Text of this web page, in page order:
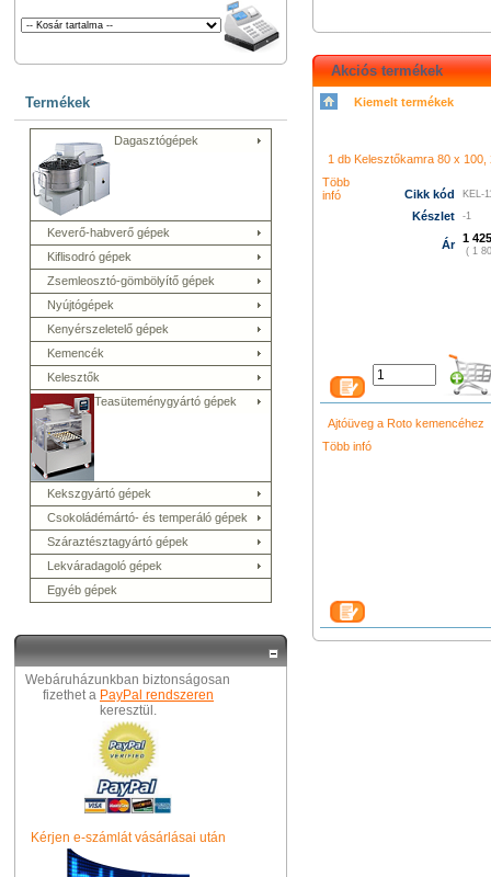
Termékek
Dagasztógépek
Keverő-habverő gépek
Kiflisodró gépek
Zsemleosztó-gömbölyítő gépek
Nyújtógépek
Kenyérszeletelő gépek
Kemencék
Kelesztők
Teasüteménygyártó gépek
Kekszgyártó gépek
Csokoládémártó- és temperáló gépek
Száraztésztagyártó gépek
Lekváradagoló gépek
Egyéb gépek
Webáruházunkban biztonságosan
fizethet a PayPal rendszeren
keresztül.
Kérjen e-számlát vásárlásai után
Akciós termékek
Kiemelt termékek
ューバランス 574 プラダ バ
ィトン バッグ
トン バッグ
グッチ アウトレ
プラダ 店舗 ニューバラ
クロエ バ
k480 led film light led
1 db Kelesztőkamra 80 x
Több
infó
Cikk kód KEL-
Készlet -1
Ár 1
( 1
Ajtóüveg a Roto kemencéhez
Több infó